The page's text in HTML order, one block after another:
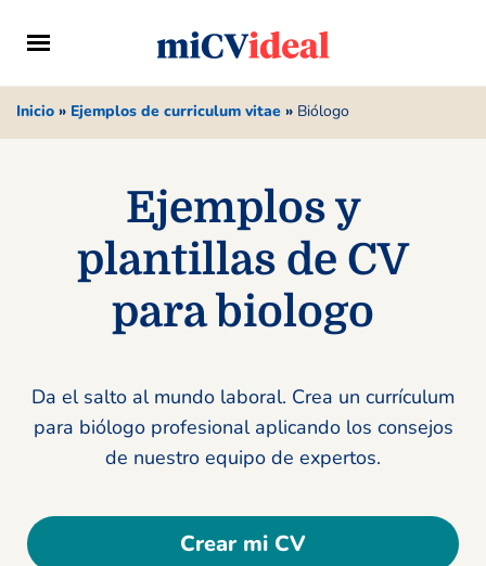
Inicio » Ejemplos de curriculum vitae » Biólogo
Ejemplos y
plantillas de CV
para biologo
Da el salto al mundo laboral. Crea un currículum
para biólogo profesional aplicando los consejos
de nuestro equipo de expertos.
Crear mi CV